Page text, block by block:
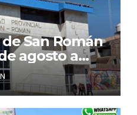
San Román
agosto a
del Comité
Salud en el